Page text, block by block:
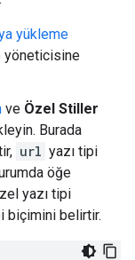
yükleme
yöneticisine
ve Özel Stiller
Burada
url yazı tipi
öğe
yazı tipi
biçimini belirtir.